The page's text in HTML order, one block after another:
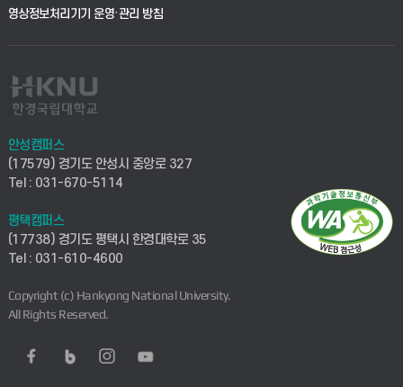
영상정보처리기기 운영·관리 방침
안성캠퍼스
(17579) 경기도 안성시 중앙로 327
Tel : 031-670-5114
평택캠퍼스
(17738) 경기도 평택시 한경대학로 35
Tel : 031-610-4600
Copyright (c) Hankyong National University.
All Rights Reserved.